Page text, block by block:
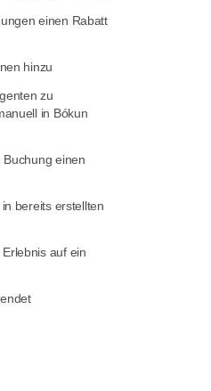
einen Rabatt
hinzu
zu
in Bókun
einen
bereits erstellten
auf ein